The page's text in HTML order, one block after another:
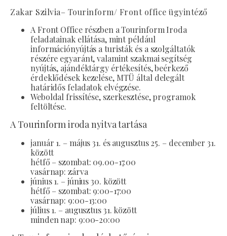
Zakar Szilvia– Tourinform/ Front office ügyintéző
A Front Office részben a Tourinform Iroda
feladatainak ellátása, mint például
információnyújtás a turisták és a szolgáltatók
részére egyaránt, valamint szakmai segítség
nyújtás, ajándéktárgy értékesítés, beérkező
érdeklődések kezelése, MTÜ által delegált
határidős feladatok elvégzése.
Weboldal frissítése, szerkesztése, programok
feltöltése.
A Tourinform iroda nyitva tartása
január 1. – május 31. és augusztus 25. – december 31.
között
hétfő – szombat: 09.00-17.00
vasárnap: zárva
június 1. – június 30. között
hétfő – szombat: 9:00-17:00
vasárnap: 9:00-13:00
július 1. – augusztus 31. között
minden nap: 9:00-20:00